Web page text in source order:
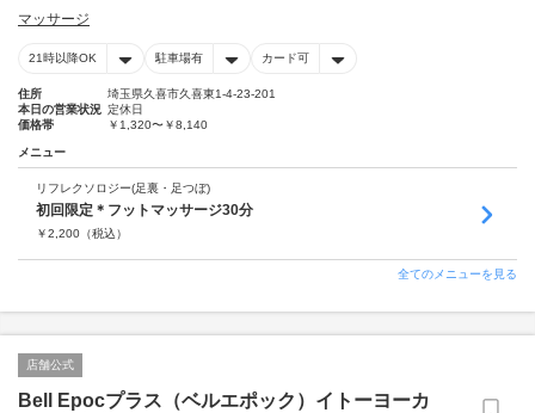
マッサージ
21時以降OK 駐車場有 カード可
住所
埼玉県久喜市久喜東1-4-23-201
本日の営業状況 定休日
価格帯
￥1,320〜￥8,140
メニュー
リフレクソロジー(足裏・足つぼ)
初回限定＊フットマッサージ30分
￥2,200 （税込）
全てのメニューを見る
店舗公式
Bell Epocプラス（ベルエポック）イトーヨーカ